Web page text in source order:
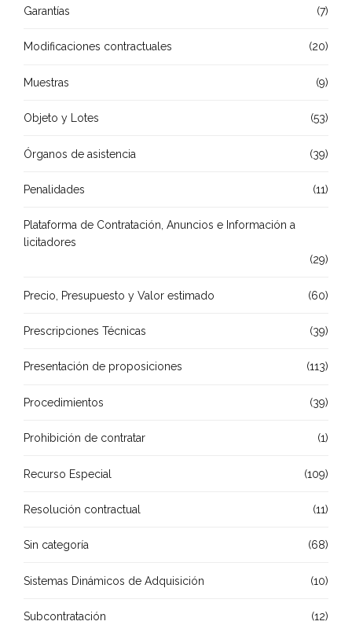
Garantías (7)
Modificaciones contractuales (20)
Muestras (9)
Objeto y Lotes (53)
Órganos de asistencia (39)
Penalidades (11)
Plataforma de Contratación, Anuncios e Información a
licitadores
(29)
Precio, Presupuesto y Valor estimado (60)
Prescripciones Técnicas (39)
Presentación de proposiciones (113)
Procedimientos (39)
Prohibición de contratar (1)
Recurso Especial (109)
Resolución contractual (11)
Sin categoría (68)
Sistemas Dinámicos de Adquisición (10)
Subcontratación (12)